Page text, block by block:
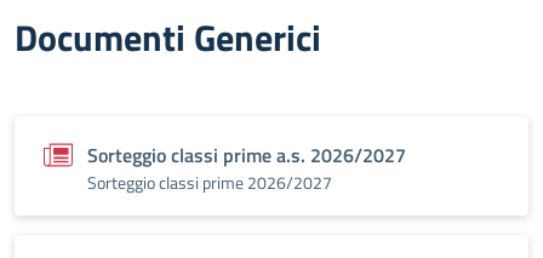
Documenti Generici
Sorteggio classi prime a.s. 2026/2027
Sorteggio classi prime 2026/2027